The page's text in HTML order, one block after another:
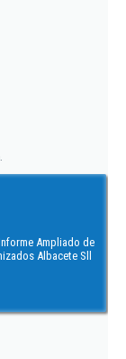
Ampliado de
Albacete Sll